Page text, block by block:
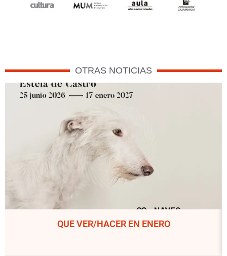
OTRAS NOTICIAS
QUE VER/HACER EN ENERO